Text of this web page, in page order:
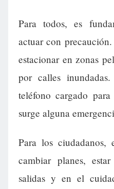
Para todos, es
actuar con
estacionar en zonas
por calles
teléfono cargado
surge alguna
Para los ciudadanos,
cambiar planes,
salidas y en el